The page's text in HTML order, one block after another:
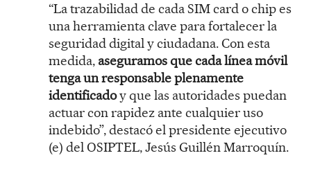
“La trazabilidad de cada SIM card o chip es
una herramienta clave para fortalecer la
seguridad digital y ciudadana. Con esta
medida, aseguramos que cada línea móvil
tenga un responsable plenamente
identificadoy que las autoridades puedan
actuar con rapidez ante cualquier uso
indebido”, destacó el presidente ejecutivo
(e) del OSIPTEL, Jesús Guillén Marroquín.